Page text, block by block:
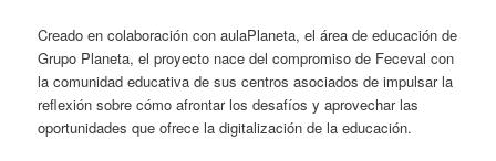
Creado en colaboración con aulaPlaneta, el área de educación de
Grupo Planeta, el proyecto nace del compromiso de Feceval con
la comunidad educativa de sus centros asociados de impulsar la
reflexión sobre cómo afrontar los desafíos y aprovechar las
oportunidades que ofrece la digitalización de la educación.